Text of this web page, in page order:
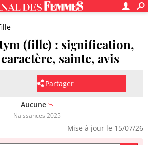
(fille) : signification,
sainte, avis
Partager
Aucune
Naissances 2025
Mise à jour le 15/07/26